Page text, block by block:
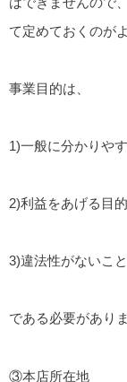
て定めておくのが
事業目的は、
1)一般に分かりや
2)利益をあげる目
3)違法性がないこと
である必要がありま
③本店所在地